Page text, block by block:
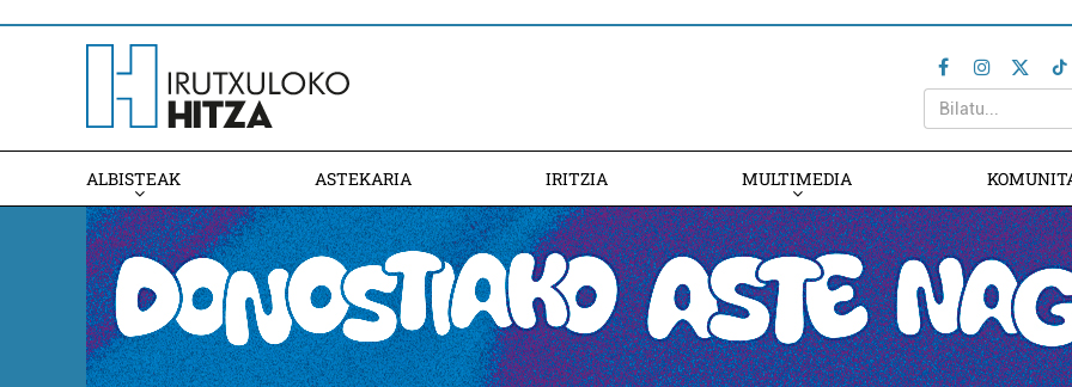
ALBISTEAK ASTEKARIA IRITZIA MULTIMEDIA